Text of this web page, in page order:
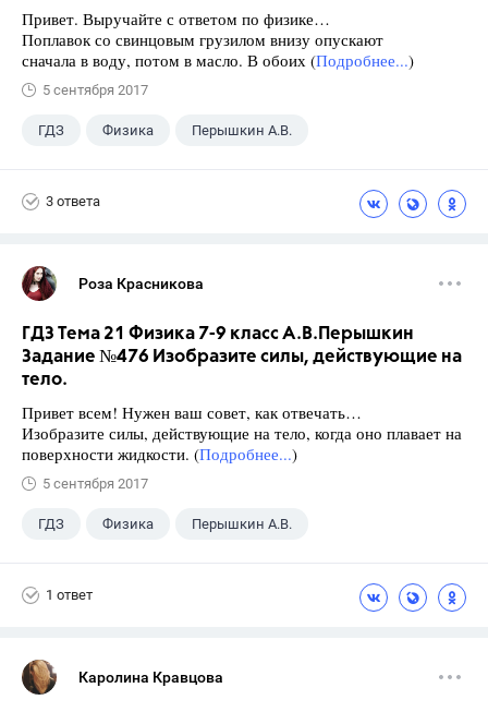
Привет. Выручайте с ответом по физике…
Поплавок со свинцовым грузилом внизу опускают
сначала в воду, потом в масло. В обоих (Подробнее...)
5 сентября 2017
ГДЗ Физика Перышкин А.В.
3 ответа
Роза Красникова
ГДЗ Тема 21 Физика 7-9 класс А.В.Перышкин
Задание №476 Изобразите силы, действующие на
тело.
Привет всем! Нужен ваш совет, как отвечать…
Изобразите силы, действующие на тело, когда оно плавает на
поверхности жидкости. (Подробнее...)
5 сентября 2017
ГДЗ Физика Перышкин А.В.
1 ответ
Каролина Кравцова